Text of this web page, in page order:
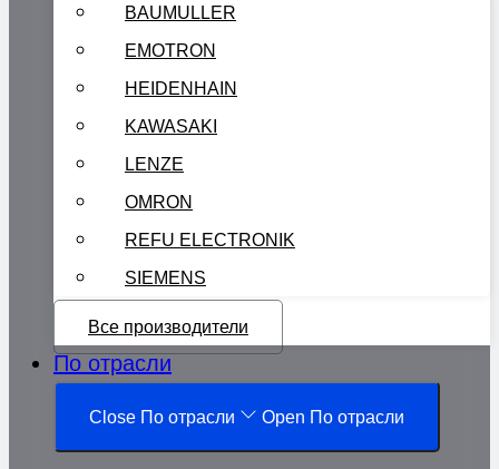
BAUMULLER
EMOTRON
HEIDENHAIN
KAWASAKI
LENZE
OMRON
REFU ELECTRONIK
SIEMENS
Все производители
По отрасли
Close По отрасли Open По отрасли